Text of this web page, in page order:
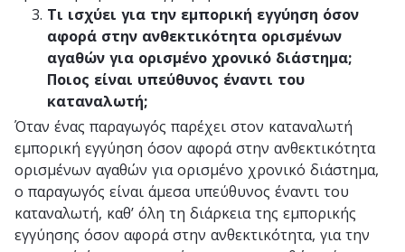
Τι ισχύει για την εμπορική εγγύηση όσον
αφορά στην ανθεκτικότητα ορισμένων
αγαθών για ορισμένο χρονικό διάστημα;
Ποιος είναι υπεύθυνος έναντι του
καταναλωτή;
Όταν ένας παραγωγός παρέχει στον καταναλωτή
εμπορική εγγύηση όσον αφορά στην ανθεκτικότητα
ορισμένων αγαθών για ορισμένο χρονικό διάστημα,
ο παραγωγός είναι άμεσα υπεύθυνος έναντι του
καταναλωτή, καθ’ όλη τη διάρκεια της εμπορικής
εγγύησης όσον αφορά στην ανθεκτικότητα, για την